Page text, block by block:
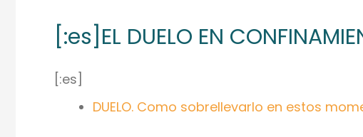
[:es]EL DUELO EN
[:es]
DUELO. Como sobrellevarlo en estos